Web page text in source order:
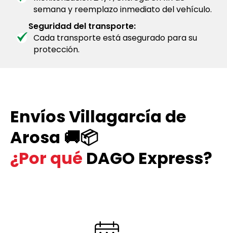
semana y reemplazo inmediato del vehículo.
Seguridad del transporte:
Cada transporte está asegurado para su
protección.
Envíos Villagarcía de
Arosa 🚚📦
¿Por qué DAGO Express?